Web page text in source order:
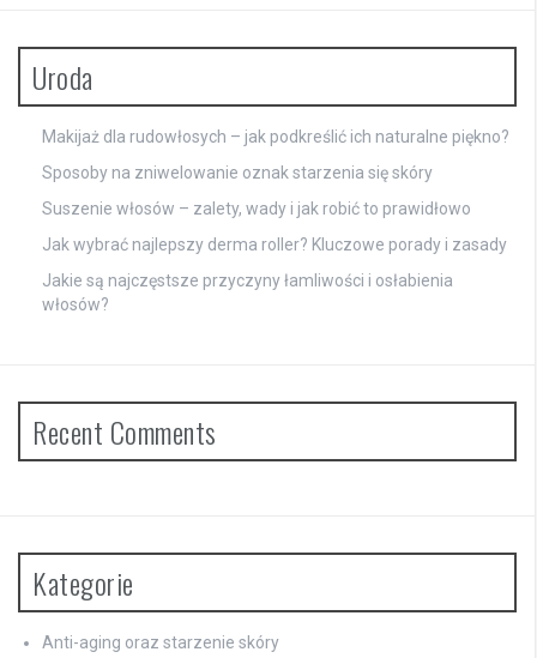
Uroda
Makijaż dla rudowłosych – jak podkreślić ich naturalne piękno?
Sposoby na zniwelowanie oznak starzenia się skóry
Suszenie włosów – zalety, wady i jak robić to prawidłowo
Jak wybrać najlepszy derma roller? Kluczowe porady i zasady
Jakie są najczęstsze przyczyny łamliwości i osłabienia
włosów?
Recent Comments
Kategorie
Anti-aging oraz starzenie skóry